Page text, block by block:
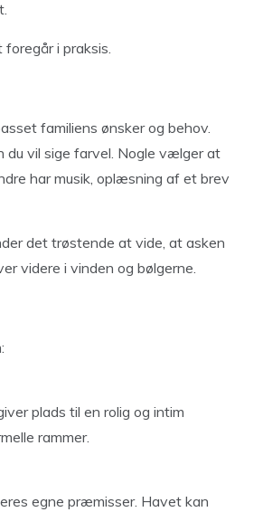
i praksis.
familiens ønsker og behov.
du vil sige farvel. Nogle vælger at
har musik, oplæsning af et brev
det trøstende at vide, at asken
videre i vinden og bølgerne.
plads til en rolig og intim
rammer.
egne præmisser. Havet kan